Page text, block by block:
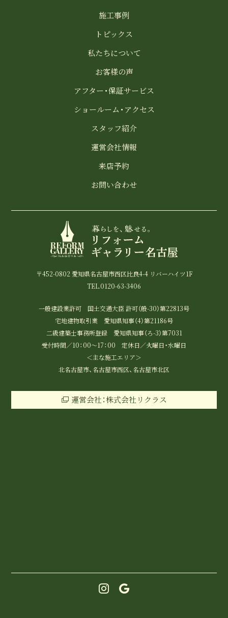
施工事例
トピックス
私たちについて
お客様の声
アフター・保証サービス
ショールーム・アクセス
スタッフ紹介
運営会社情報
来店予約
お問い合わせ
〒452-0802 愛知県名古屋市西区比良4-4 リバーハイツ1F
TEL.0120-63-3406
一般建設業許可 国土交通大臣 許可（般-30）第22813号
宅地建物取引業 愛知県知事（4）第21186号
二級建築士事務所登録 愛知県知事（ろ-3）第7031
受付時間／10：00～17：00 定休日／火曜日・水曜日
＜主な施工エリア＞
北名古屋市、名古屋市西区、名古屋市北区
運営会社：株式会社リクラス